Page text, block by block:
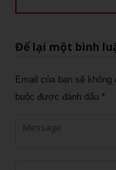
Để lại một bình
Email của bạn sẽ
buộc được đánh dấu *